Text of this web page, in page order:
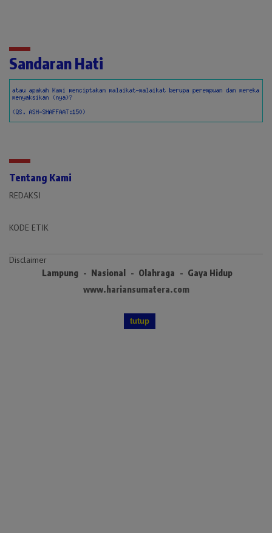
Sandaran Hati
Tentang Kami
REDAKSI
KODE ETIK
Disclaimer
Lampung Nasional Olahraga
Gaya Hidup
www.hariansumatera.com
tutup